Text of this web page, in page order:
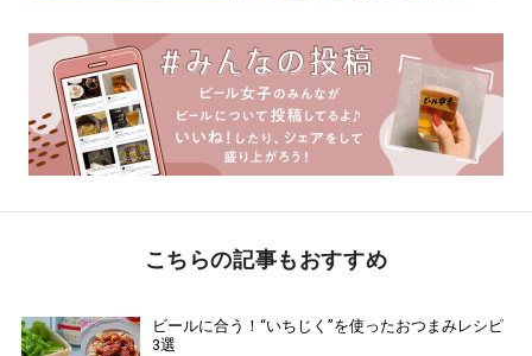
こちらの記事もおすすめ
ビールに合う！“いちじく”を使ったおつまみレシピ
3選